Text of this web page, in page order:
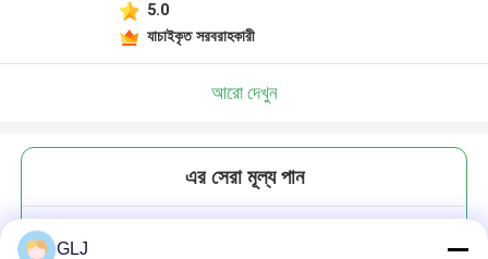
5.0
যাচাইকৃত সরবরাহকারী
আরো দেখুন
এর সেরা মূল্য পান
GLJ